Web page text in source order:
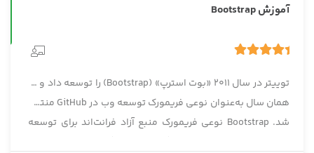
آموزش Bootstrap
توییتر در سال 2011 «بوت استرپ» (Bootstrap) را توسعه داد و در
همان سال به‌عنوان نوعی فریمورک توسعه وب در GitHub منتشر
شد. Bootstrap نوعی فریمورک منبع آزاد فرانت‌اند برای توسعه